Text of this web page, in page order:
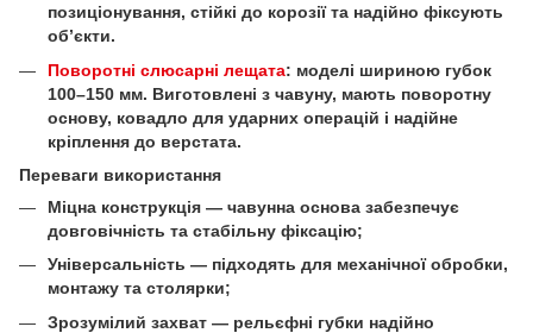
позиціонування, стійкі до корозії та надійно фіксують
об’єкти.
Поворотні слюсарні лещата: моделі шириною губок
100–150 мм. Виготовлені з чавуну, мають поворотну
основу, ковадло для ударних операцій і надійне
кріплення до верстата.
Переваги використання
Міцна конструкція — чавунна основа забезпечує
довговічність та стабільну фіксацію;
Універсальність — підходять для механічної обробки,
монтажу та столярки;
Зрозумілий захват — рельєфні губки надійно